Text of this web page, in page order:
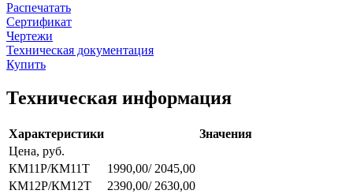
Распечатать
Сертификат
Чертежи
Техническая документация
Купить
Техническая информация
Характеристики
Значения
Цена, руб.
КМ11Р/КМ11Т
1990,00/ 2045,00
КМ12Р/КМ12Т
2390,00/ 2630,00